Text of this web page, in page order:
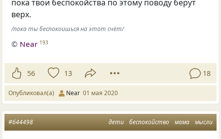
пока твои беспокойства по этому поводу берут
верх.
/пока ты беспокоишься на этот счёт/
© Near 193
56 13 18
Опубликовал(а) Near 01 мая 2020
дети беспокойство мама мысли
#644498